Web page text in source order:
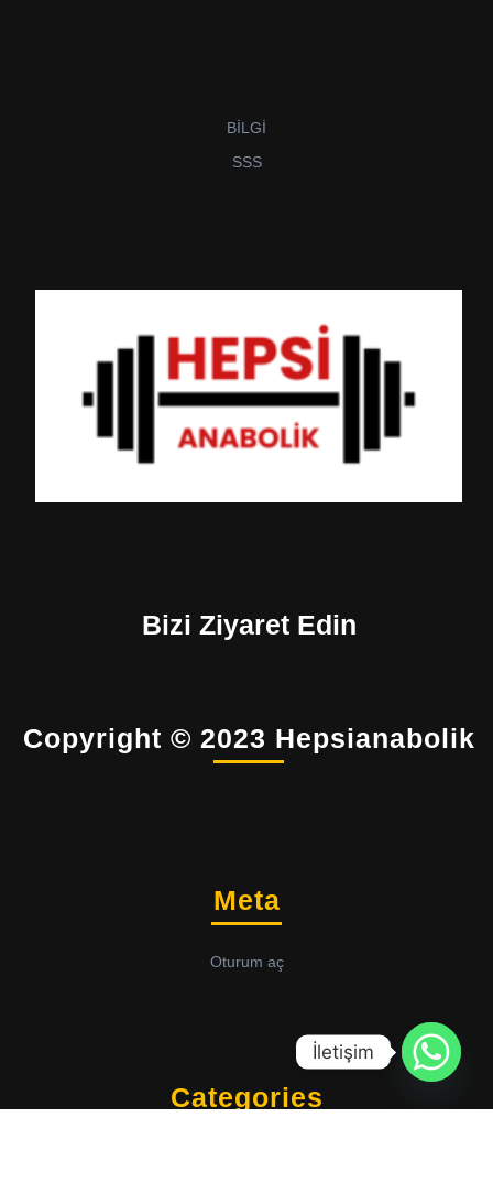
BİLGİ
SSS
Bizi Ziyaret Edin
Copyright © 2023 Hepsianabolik
Meta
Oturum aç
Categories
İletişim